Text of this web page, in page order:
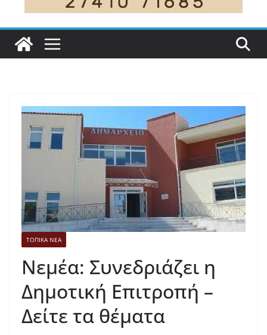
ΤΟΠΙΚΑ ΝΕΑ
Νεμέα: Συνεδριάζει η
Δημοτική Επιτροπή –
Δείτε τα θέματα